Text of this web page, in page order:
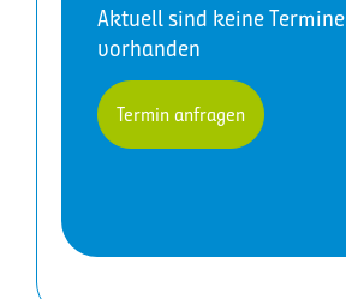
Aktuell sind keine Termine
vorhanden
Termin anfragen